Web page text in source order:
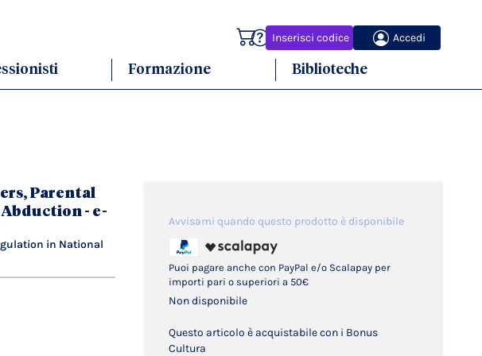
Inserisci codice Accedi
Carrello
Formazione Biblioteche
Avvisami quando questo prodotto è disponibile
Puoi pagare anche con PayPal e/o Scalapay per
importi pari o superiori a 50€
Non disponibile
Questo articolo è acquistabile con i Bonus
Cultura
Parental
- e-
in National